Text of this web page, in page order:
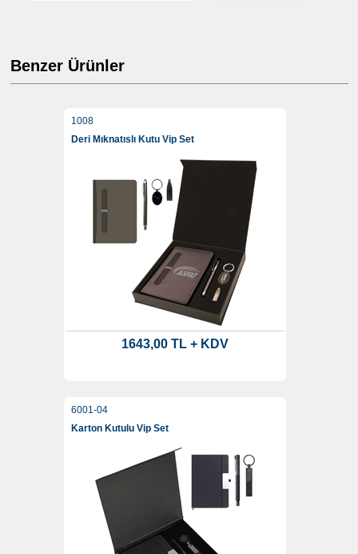
Benzer Ürünler
1008
Deri Mıknatıslı Kutu Vip Set
1643,00 TL + KDV
6001-04
Karton Kutulu Vip Set